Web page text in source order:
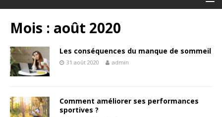
Mois : août 2020
Les conséquences du manque de sommeil
31 août 2020 admin
Comment améliorer ses performances
sportives ?